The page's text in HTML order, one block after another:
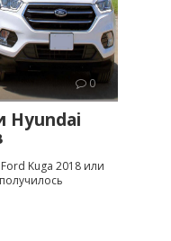
0
Hyundai
Kuga 2018 или